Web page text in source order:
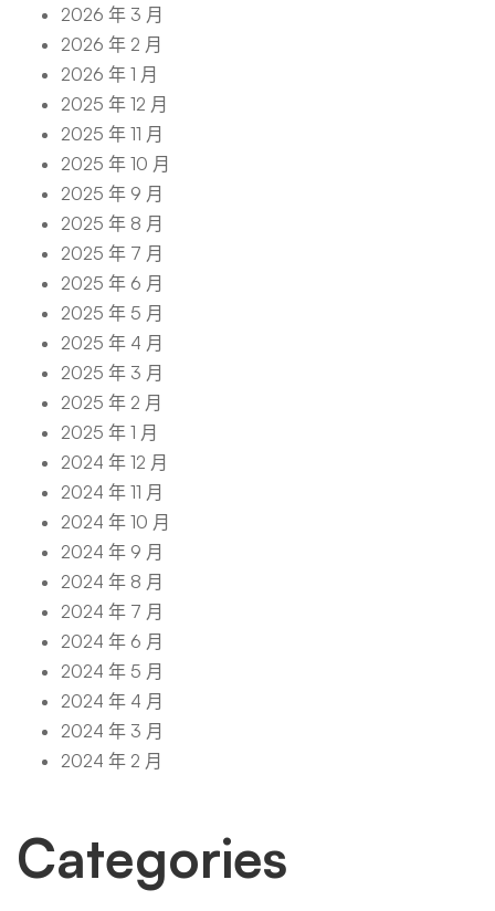
2026 年 3 月
2026 年 2 月
2026 年 1 月
2025 年 12 月
2025 年 11 月
2025 年 10 月
2025 年 9 月
2025 年 8 月
2025 年 7 月
2025 年 6 月
2025 年 5 月
2025 年 4 月
2025 年 3 月
2025 年 2 月
2025 年 1 月
2024 年 12 月
2024 年 11 月
2024 年 10 月
2024 年 9 月
2024 年 8 月
2024 年 7 月
2024 年 6 月
2024 年 5 月
2024 年 4 月
2024 年 3 月
2024 年 2 月
Categories